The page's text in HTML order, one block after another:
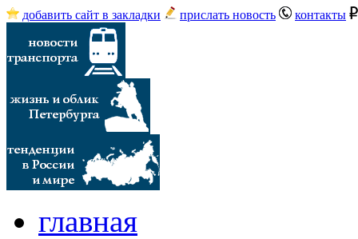
добавить сайт в закладки прислать новость контакты
главная